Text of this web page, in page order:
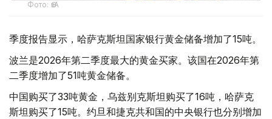
Фото: ӨзА
季度报告显示，哈萨克斯坦国家银行黄金储备增加了15吨。
波兰是2026年第二季度最大的黄金买家。该国在2026年第
二季度增加了51吨黄金储备。
中国购买了33吨黄金，乌兹别克斯坦购买了16吨，哈萨克
斯坦购买了15吨。约旦和捷克共和国的中央银行也分别增加